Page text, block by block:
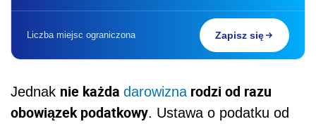
Liczba miejsc ograniczona Zapisz się
Jednak nie każda darowiznarodzi od razu
obowiązek podatkowy. Ustawa o podatku od